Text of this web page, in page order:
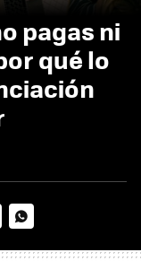
pagas ni
qué lo